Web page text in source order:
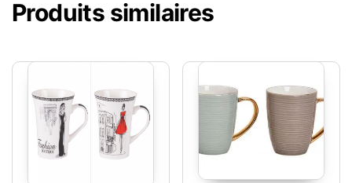
Produits similaires